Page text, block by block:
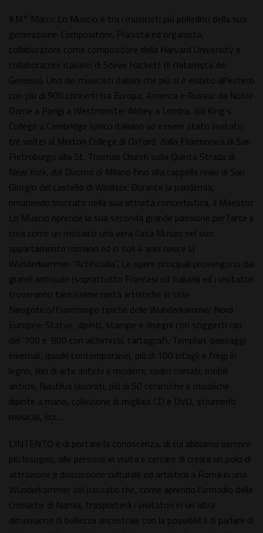
Il M° Marco Lo Muscio è tra i musicisti più poliedrici della sua
generazione: Compositore, Pianista ed organista,
collaboratore come compositore della Harvard University e
collaboratore italiano di Steve Hackett (Il chitarrista dei
Genesis). Uno dei musicisti italiani che più si è esibito all'estero
con più di 900 concerti tra Europa, America e Russia: da Notre
Dame a Parigi a Westminster Abbey a Londra, dal King's
College a Cambridge (unico italiano ad essere stato invitato
tre volte) al Merton College di Oxford, dalla Filarmonica di San
Pietroburgo alla St. Thomas Church sulla Quinta Strada di
New York, dal Duomo di Milano fino alla cappella reale di San
Giorgio del castello di Windsor. Durante la pandemia,
rimanendo bloccato nella sua attività concertistica, il Maestro
Lo Muscio riprende la sua seconda grande passione per l'arte e
crea come un mosaico una vera Casa Museo nel suo
appartamento romano ed in soli 4 anni nasce la
Wunderkammer "Artificialia". Le opere principali provengono dai
grandi antiquari (soprattutto Francesi ed Italiani) ed i visitatori
troveranno tantissime rarità artistiche in stile
Neogotico/Fiammingo tipiche delle Wunderkammer Nord
Europee: Statue, dipinti, stampe e disegni con soggetti rari
del '700 e '800 con alchimisti, cartografi, Templari, paesaggi
invernali, quadri contemporanei, più di 100 intagli e fregi in
legno, libri di arte antichi e moderni, codici miniati, mobili
antichi, Nautilus lavorati, più di 50 ceramiche e maioliche
dipinte a mano, collezione di migliaia CD e DVD, strumenti
musicali, ecc...
L'INTENTO è di portare la conoscenza, di cui abbiamo sempre
più bisogno, alle persone in visita e cercare di creare un polo di
attrazione e discussione culturale ed artistica a Roma in una
Wunderkammer del passato che, come aprendo l'armadio delle
Cronache di Narnia, trasporterà i visitatori in un altra
dimensione di bellezza ancestrale con la possibilità di parlare di